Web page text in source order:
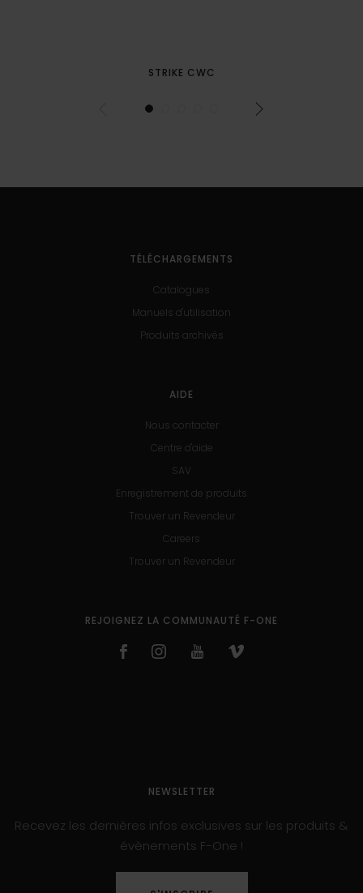
STRIKE CWC
TÉLÉCHARGEMENTS
Catalogues
Manuels d'utilisation
Produits archivés
AIDE
Nous contacter
Centre d'aide
SAV
Enregistrement de produits
Trouver un Revendeur
Careers
Trouver un Revendeur
REJOIGNEZ LA COMMUNAUTÉ F-ONE
NEWSLETTER
Recevez les dernières infos exclusives sur les produits &
évènements F-One !